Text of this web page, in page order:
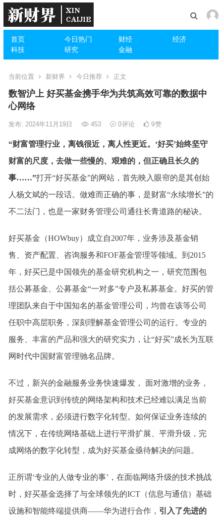
首页 今日热门 财经
经济
科技
研究 金融
当前位置 新财界 今日推荐 正文
数智沪上 好买基金携手华为共筑高效可靠的数据中
心网络
发布: 2024年11月19日 453 0评论 9赞
“财富管理行业，离钱很近，离人性更近。‘好买’始终坚守
财富的尺度，去做一些慢的、艰难的，但正确且长久的
事……”打开“好买基金”的网站，首先映入眼帘的是其创始
人杨文斌的一段话。做难而正确的事，是财富“永续增长”的
不二法门，也是一家财务管理公司通往长青道路的秘诀。
好买基金（HOWbuy）成立自2007年，业务涉及基金销
售、资产配置、咨询服务和FOF基金管理等领域。到2015
年，好买已是中国领先的基金研究机构之一，研究范围包
括公募基金、公募基金“一对多”专户及私募基金。好买的管
理团队来自于中国知名的基金管理公司，均曾在该等公司
任职中高层职务，深刻理解基金管理公司的运行。专业的
服务、丰富的产品和强大的研究实力，让“好买”成长为互联
网时代中国财富管理驰名品牌。
不过，新兴的金融服务业务快速爆发， 面对激增的业务，
好买基金意识到传统的网络架构和技术已经难以满足当前
的发展需求，必须进行数字化转型。如何保证业务连续的
情况下，在传统网络基础上进行平滑扩展、平滑升级，完
成网络的数字化转型，成为好买基金亟待解决的问题。
正所谓‘专业的人做专业的事’，在面临网络升级的技术挑战
时，好买基金选择了与全球领先的ICT（信息与通信）基础
设施和智能终端提供商——华为进行合作， 引入了先进的